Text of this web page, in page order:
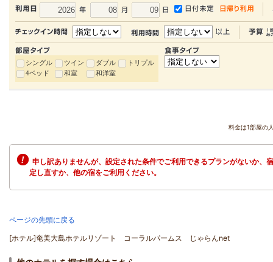
シングル ツイン ダブル
トリプル
4ベッド
和室 和洋室
料金は1部屋の
申し訳ありませんが、設定された条件でご利用できるプランがないか、
定し直すか、他の宿をご利用ください。
ページの先頭に戻る
[ホテル]奄美大島ホテルリゾート コーラルパームス じゃらんnet